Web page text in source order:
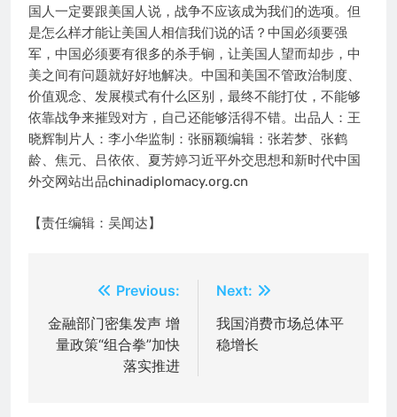
国人一定要跟美国人说，战争不应该成为我们的选项。但
是怎么样才能让美国人相信我们说的话？中国必须要强
军，中国必须要有很多的杀手锏，让美国人望而却步，中
美之间有问题就好好地解决。中国和美国不管政治制度、
价值观念、发展模式有什么区别，最终不能打仗，不能够
依靠战争来摧毁对方，自己还能够活得不错。出品人：王
晓辉制片人：李小华监制：张丽颖编辑：张若梦、张鹤
龄、焦元、吕依依、夏芳婷习近平外交思想和新时代中国
外交网站出品chinadiplomacy.org.cn
【责任编辑：吴闻达】
章
导
Previous:
金融部门密集发声 增
量政策“组合拳”加快
落实推进
Next:
我国消费市场总体平
稳增长